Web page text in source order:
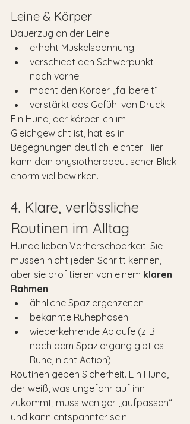
Leine & Körper
Dauerzug an der Leine:
erhöht Muskelspannung
verschiebt den Schwerpunkt
nach vorne
macht den Körper „fallbereit“
verstärkt das Gefühl von Druck
Ein Hund, der körperlich im
Gleichgewicht ist, hat es in
Begegnungen deutlich leichter. Hier
kann dein physiotherapeutischer Blick
enorm viel bewirken.
4. Klare, verlässliche
Routinen im Alltag
Hunde lieben Vorhersehbarkeit. Sie
müssen nicht jeden Schritt kennen,
aber sie profitieren von einem klaren
Rahmen:
ähnliche Spaziergehzeiten
bekannte Ruhephasen
wiederkehrende Abläufe (z. B.
nach dem Spaziergang gibt es
Ruhe, nicht Action)
Routinen geben Sicherheit. Ein Hund,
der weiß, was ungefähr auf ihn
zukommt, muss weniger „aufpassen“
und kann entspannter sein.